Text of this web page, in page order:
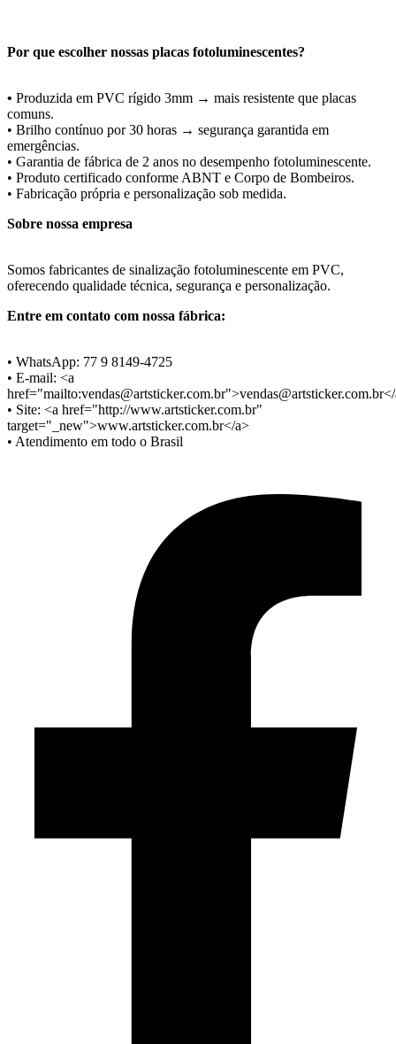
Por que escolher nossas placas fotoluminescentes?
• Produzida em PVC rígido 3mm → mais resistente que placas
comuns.
• Brilho contínuo por 30 horas → segurança garantida em
emergências.
• Garantia de fábrica de 2 anos no desempenho fotoluminescente.
• Produto certificado conforme ABNT e Corpo de Bombeiros.
• Fabricação própria e personalização sob medida.
Sobre nossa empresa
Somos fabricantes de sinalização fotoluminescente em PVC,
oferecendo qualidade técnica, segurança e personalização.
Entre em contato com nossa fábrica:
• WhatsApp: 77 9 8149-4725
• E-mail: <a
href="mailto:vendas@artsticker.com.br">vendas@artsticker.com.br
• Site: <a href="http://www.artsticker.com.br"
target="_new">www.artsticker.com.br</a>
• Atendimento em todo o Brasil